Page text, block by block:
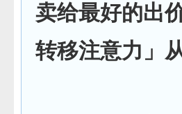
卖给最好的出
转移注意力」